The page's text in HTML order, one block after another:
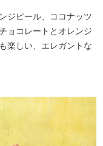
ジピール、ココナッツ
ョコレートとオレンジ
楽しい、エレガントな